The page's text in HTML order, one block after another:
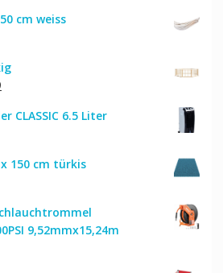
cm weiss
Aktueller
ist:CLASSIC 6.5 Liter
150 cm türkis
9,52mmx15,24m